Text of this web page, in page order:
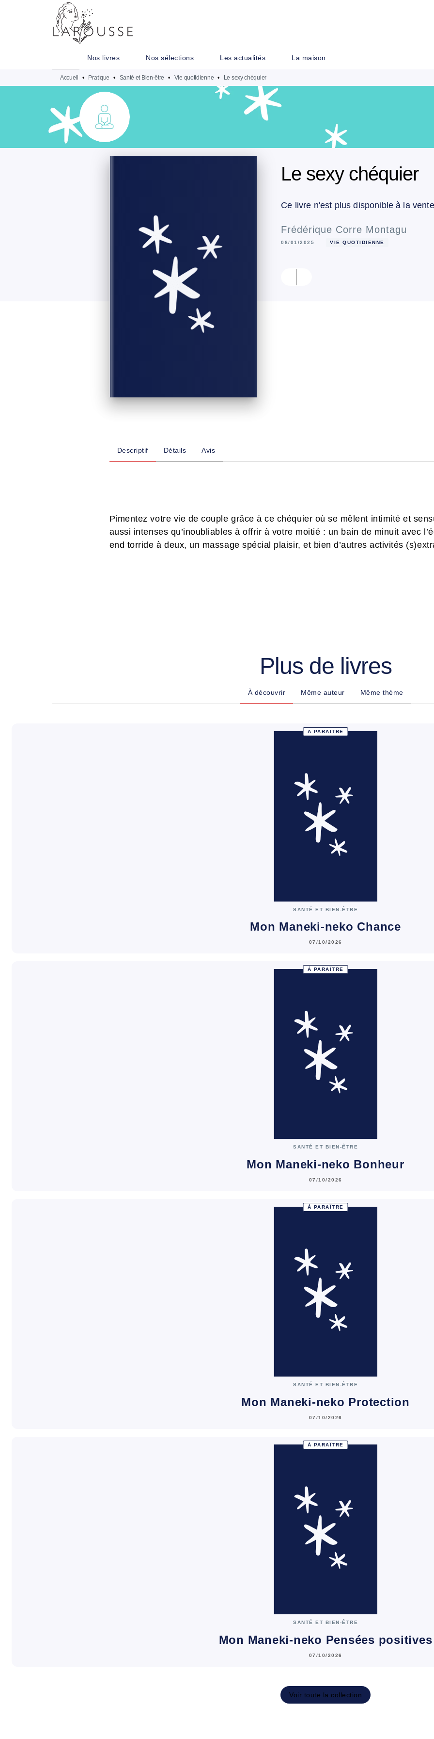
MENU
Nos livres Nos sélections Les actualités La maison
Accueil • Pratique • Santé et Bien-être • Vie quotidienne • Le sexy chéquier
Le sexy chéquier
Ce livre n'est plus disponible à la vente
Frédérique Corre Montagu
08/01/2025 VIE QUOTIDIENNE
Descriptif Détails Avis
Pimentez votre vie de couple grâce à ce chéquier où se mêlent intimité et
aussi intenses qu’inoubliables à offrir à votre moitié : un bain de minuit avec
end torride à deux, un massage spécial plaisir, et bien d’autres activités
Plus de livres
À découvrir Même auteur Même thème
À PARAÎTRE
SANTÉ ET BIEN-ÊTRE
Mon Maneki-neko Chance
07/10/2026
À PARAÎTRE
SANTÉ ET BIEN-ÊTRE
Mon Maneki-neko Bonheur
07/10/2026
À PARAÎTRE
SANTÉ ET BIEN-ÊTRE
Mon Maneki-neko Protection
07/10/2026
À PARAÎTRE
SANTÉ ET BIEN-ÊTRE
Mon Maneki-neko Pensées positives
07/10/2026
Voir toute la collection